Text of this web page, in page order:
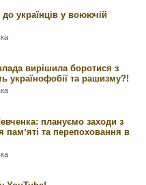
українців у воюючій
вирішила боротися з
українофобії та рашизму?!
плануємо заходи з
памʼяті та перепоховання в